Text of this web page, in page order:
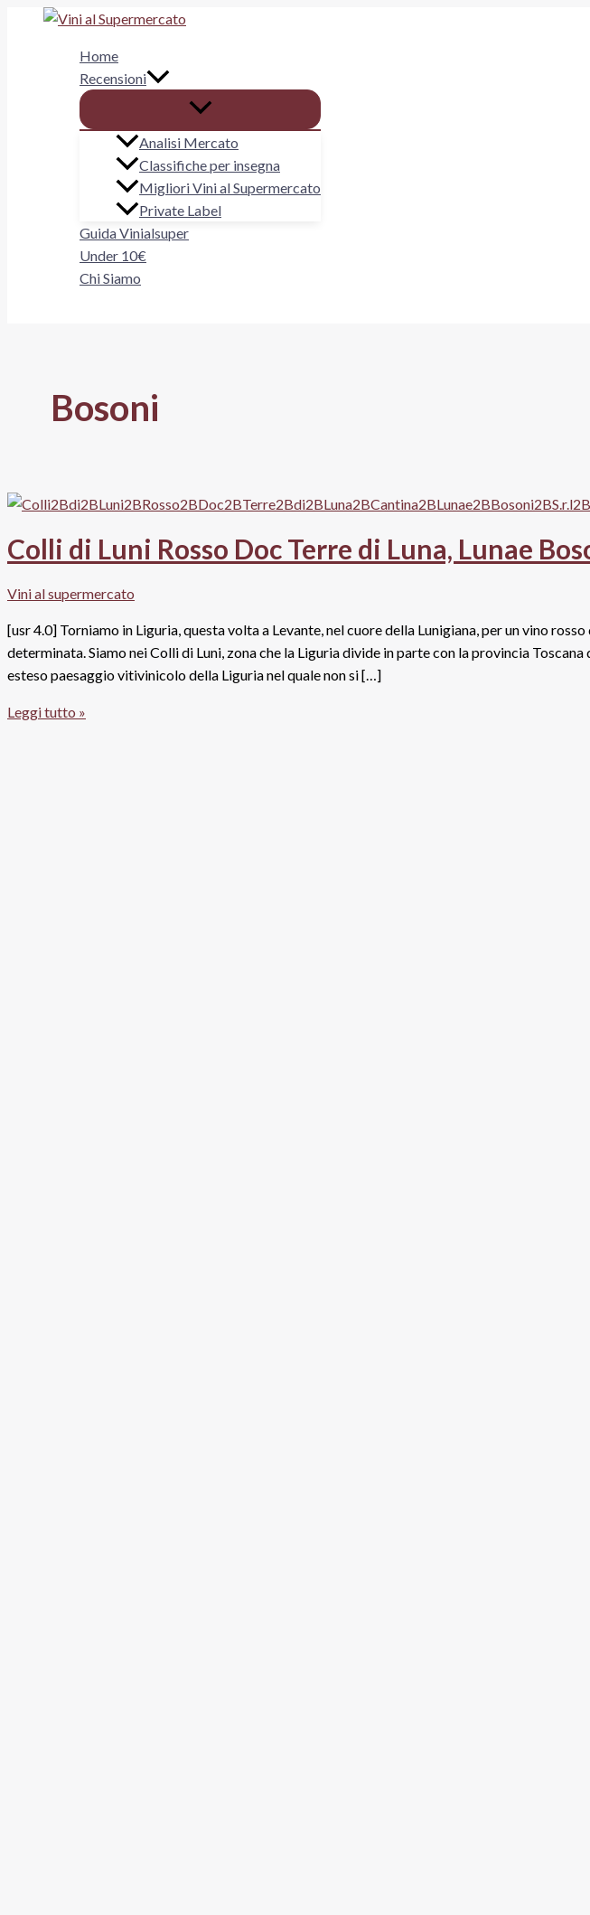
Home
Recensioni
Analisi Mercato
Classifiche per insegna
Migliori Vini al Supermercato
Private Label
Guida Vinialsuper
Under 10€
Chi Siamo
Bosoni
Colli di Luni Rosso Doc Terre di Luna, Lunae
Vini al supermercato
[usr 4.0] Torniamo in Liguria, questa volta a Levante, nel cuore della Lunigiana, per un vino
determinata. Siamo nei Colli di Luni, zona che la Liguria divide in parte con la provincia
esteso paesaggio vitivinicolo della Liguria nel quale non si […]
Colli
Leggi tutto »